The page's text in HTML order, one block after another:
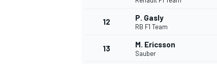
12 P. Gasly
RB F1 Team
13 M. Ericsson
Sauber